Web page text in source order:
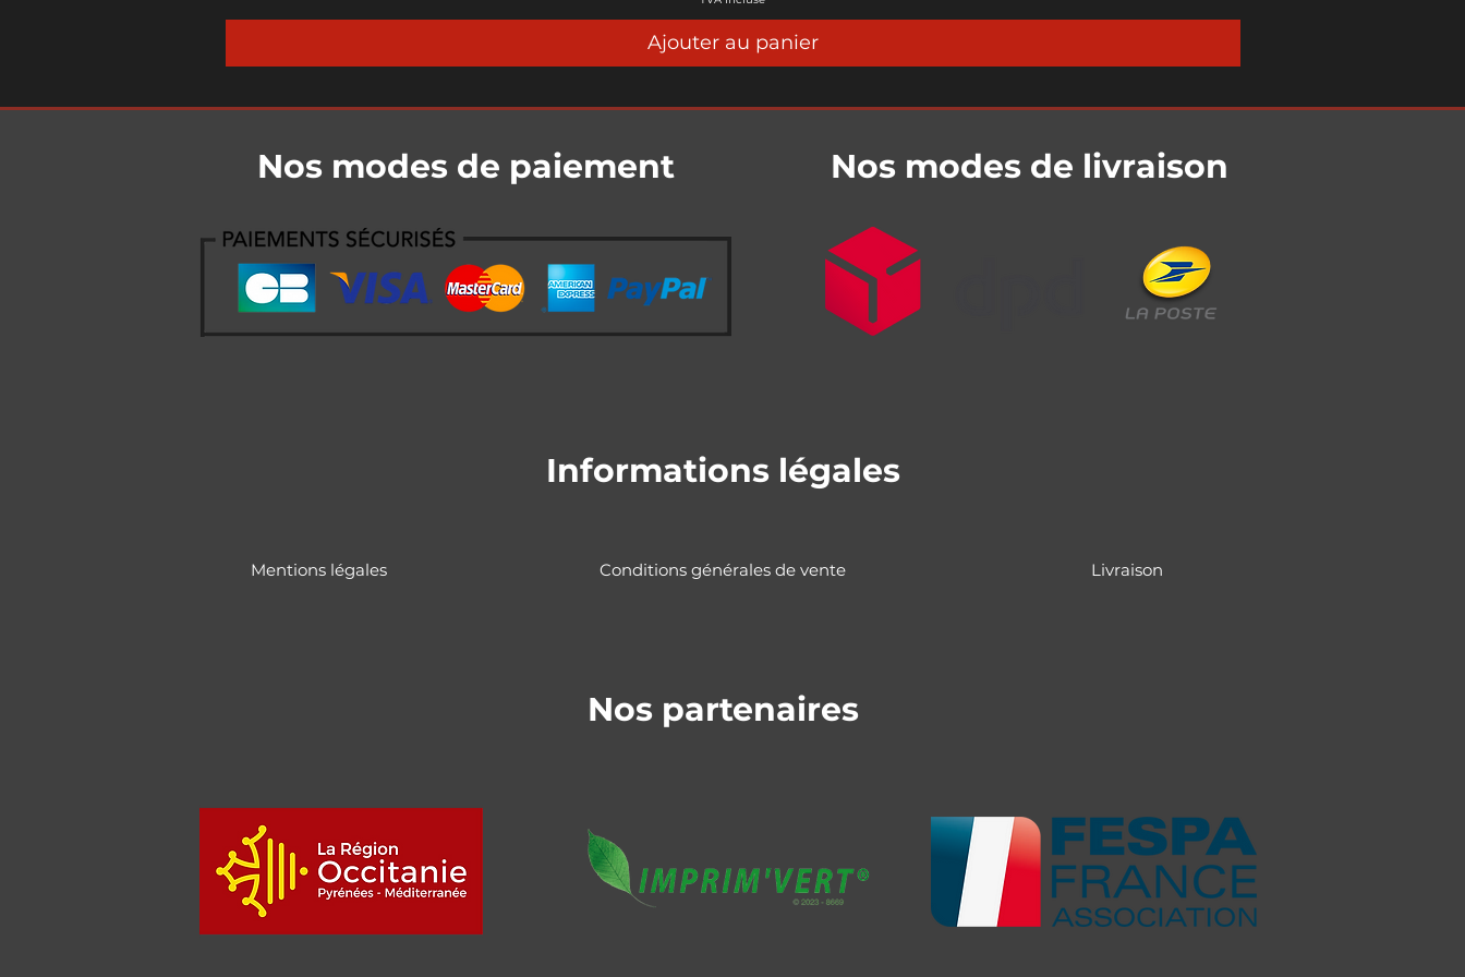
Ajouter au panier
Nos modes de paiement Nos modes de livraison
Informations légales
Mentions légales Conditions générales de vente Livraison
Nos partenaires